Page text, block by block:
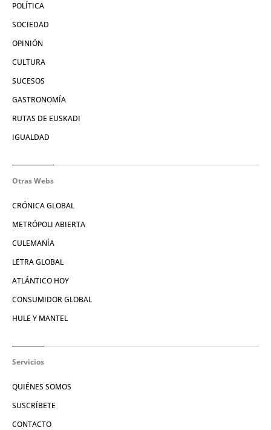
POLÍTICA
SOCIEDAD
OPINIÓN
CULTURA
SUCESOS
GASTRONOMÍA
RUTAS DE EUSKADI
IGUALDAD
Otras Webs
CRÓNICA GLOBAL
METRÓPOLI ABIERTA
CULEMANÍA
LETRA GLOBAL
ATLÁNTICO HOY
CONSUMIDOR GLOBAL
HULE Y MANTEL
Servicios
QUIÉNES SOMOS
SUSCRÍBETE
CONTACTO